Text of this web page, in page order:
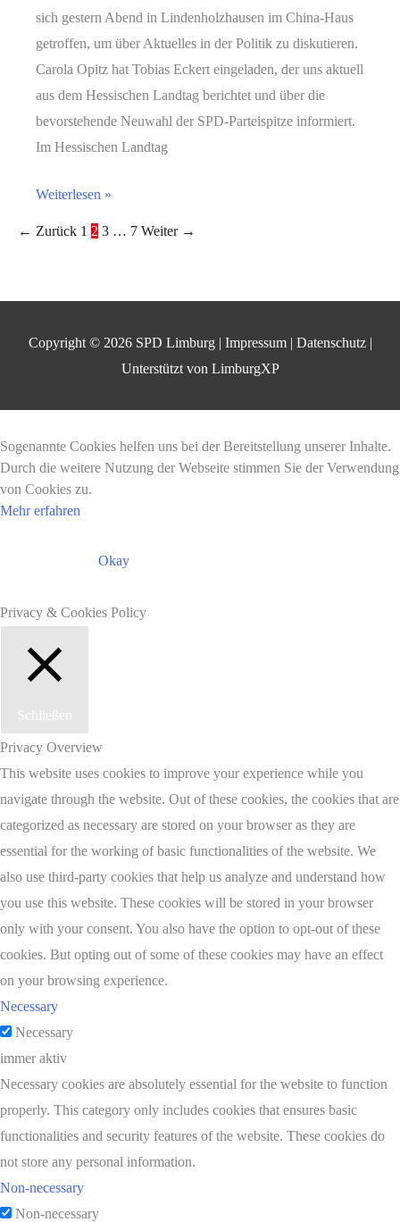
sich gestern Abend in Lindenholzhausen im China-Haus
getroffen, um über Aktuelles in der Politik zu diskutieren.
Carola Opitz hat Tobias Eckert eingeladen, der uns aktuell
aus dem Hessischen Landtag berichtet und über die
bevorstehende Neuwahl der SPD-Parteispitze informiert.
Im Hessischen Landtag
SPD-
Weiterlesen »
← Zurück 1 2 3 … 7 Weiter →
Copyright © 2026 SPD Limburg| Impressum| Datenschutz|
Unterstützt von LimburgXP
Sogenannte Cookies helfen uns bei der Bereitstellung unserer Inhalte.
Durch die weitere Nutzung der Webseite stimmen Sie der Verwendung
von Cookies zu.
Mehr erfahren
Okay
Privacy & Cookies Policy
Schließen
Privacy Overview
This website uses cookies to improve your experience while you
navigate through the website. Out of these cookies, the cookies that are
categorized as necessary are stored on your browser as they are
essential for the working of basic functionalities of the website. We
also use third-party cookies that help us analyze and understand how
you use this website. These cookies will be stored in your browser
only with your consent. You also have the option to opt-out of these
cookies. But opting out of some of these cookies may have an effect
on your browsing experience.
Necessary
Necessary
immer aktiv
Necessary cookies are absolutely essential for the website to function
properly. This category only includes cookies that ensures basic
functionalities and security features of the website. These cookies do
not store any personal information.
Non-necessary
Non-necessary